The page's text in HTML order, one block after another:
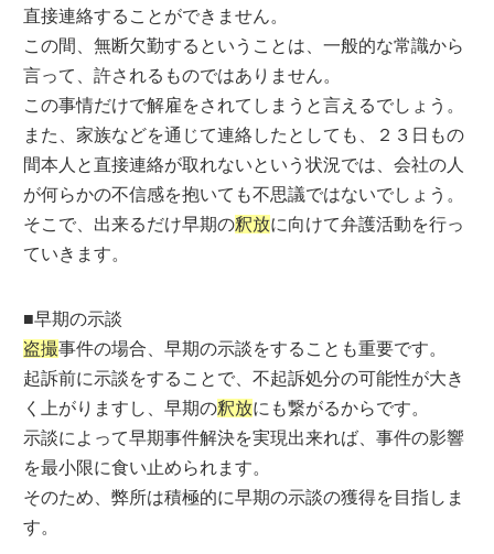
直接連絡することができません。
この間、無断欠勤するということは、一般的な常識から
言って、許されるものではありません。
この事情だけで解雇をされてしまうと言えるでしょう。
また、家族などを通じて連絡したとしても、２３日もの
間本人と直接連絡が取れないという状況では、会社の人
が何らかの不信感を抱いても不思議ではないでしょう。
そこで、出来るだけ早期の釈放に向けて弁護活動を行っ
ていきます。
■早期の示談
盗撮事件の場合、早期の示談をすることも重要です。
起訴前に示談をすることで、不起訴処分の可能性が大き
く上がりますし、早期の釈放にも繋がるからです。
示談によって早期事件解決を実現出来れば、事件の影響
を最小限に食い止められます。
そのため、弊所は積極的に早期の示談の獲得を目指しま
す。